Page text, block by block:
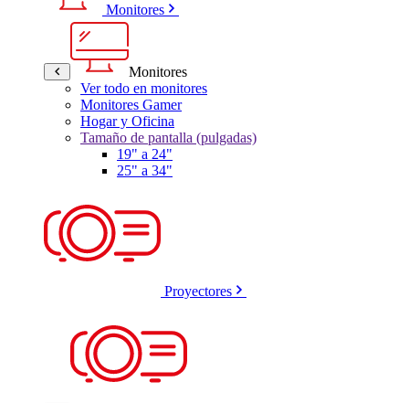
Monitores
Monitores
Ver todo en monitores
Monitores Gamer
Hogar y Oficina
Tamaño de pantalla (pulgadas)
19" a 24"
25" a 34"
Proyectores